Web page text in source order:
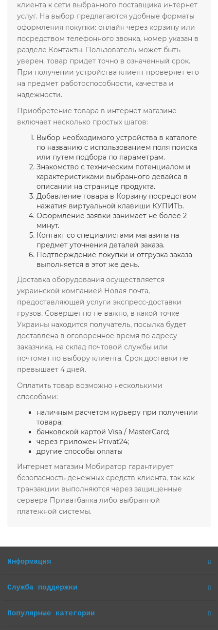
клиента к сети выбранного поставщика интернет
услуг. На выбор предлагаются удобные форматы
оформления покупки: онлайн через корзину или
посредством телефонного звонка, номер указан в
разделе Контакты. Пользователь может быть
уверен, товар придет точно в означенный срок.
При получении устройства клиент проверяет его
на предмет работоспособности, качества и
надежности.
Приобретение товара в интернет магазине
включает несколько простых шагов:
Выбор необходимого устройства в каталоге
по названию с использованием поля поиска
или путем подбора по параметрам.
Знакомство с техническим потенциалом и
характеристиками выбранного девайса в
описании на странице продукта.
Добавление товара в Корзину посредством
нажатия виртуальной клавиши КУПИТЬ.
Оформление заявки занимает не более 2
минут.
Контакт со специалистами магазина на
предмет уточнения деталей заказа.
Подтверждение покупки и отгрузка заказа
выполняется в этот же день.
Доставка оборудования осуществляется
украинской компанией Новая почта,
предоставляющей услуги экспресс-доставки
грузов. Совершенно не важно, в какой точке
Украины находится получатель, посылка будет
доставлена в оговоренное время по адресу
заказчика, на склад почтовой службы или
почтомат по выбору клиента. Срок доставки не
превышает 4 дней.
Оплатить товар возможно несколькими
способами:
наличным расчетом курьеру при получении
товара;
банковской картой Visa / MasterCard;
через приложен Privat24;
другие способы оплаты
Интернет магазин Мобиратор гарантирует
безопасность денежных средств клиента, так как
транзакции выполняются через защищенные
сервера Приватбанка либо выбранной
платежной системы.
Информация
Служба поддержки
Популярные категории